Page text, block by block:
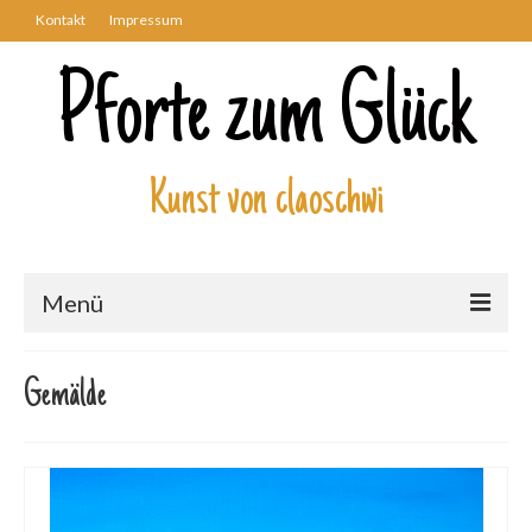
Kontakt Impressum
Pforte zum Glück
Kunst von claoschwi
Menü
Biblisch
Gemälde